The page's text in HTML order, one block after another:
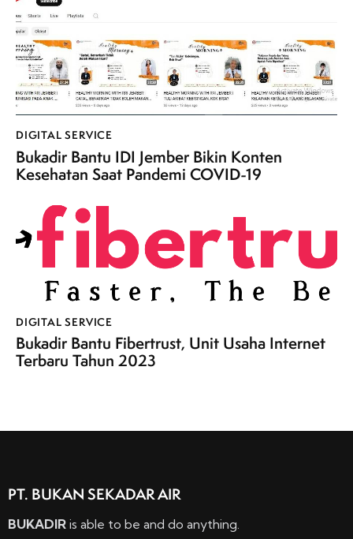
DIGITAL SERVICE
Bukadir Bantu IDI Jember Bikin Konten
Kesehatan Saat Pandemi COVID-19
DIGITAL SERVICE
Bukadir Bantu Fibertrust, Unit Usaha Internet
Terbaru Tahun 2023
PT. BUKAN SEKADAR AIR
BUKADIR is able to be and do anything.